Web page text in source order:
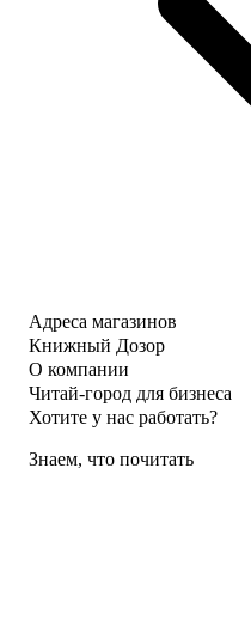
Адреса магазинов
Книжный Дозор
О компании
Читай-город для бизнеса
Хотите у нас работать?
Знаем, что почитать